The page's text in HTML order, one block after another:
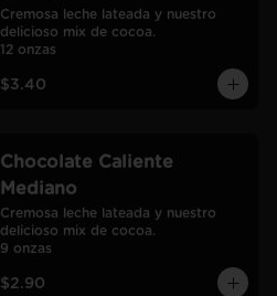
Cremosa leche lateada y nuestro
delicioso mix de cocoa.
12 onzas
$3.40
Chocolate Caliente
Mediano
Cremosa leche lateada y nuestro
delicioso mix de cocoa.
9 onzas
$2.90